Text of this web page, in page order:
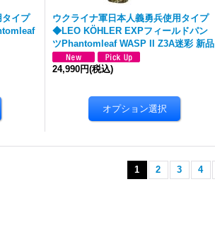
タイプ
ウクライナ軍日本人義勇兵使用タイプ
◆LEO KÖHLER EXPフィールドパン
ツPhantomleaf WASP II Z3A迷彩 新品
24,990円(税込)
1 2 3 4